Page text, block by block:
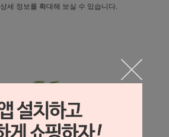
상세 정보를 확대해 보실 수 있습니다.